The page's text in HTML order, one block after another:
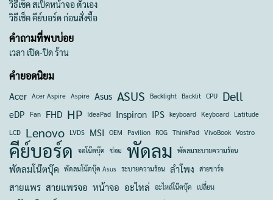
วิธีเช็ค สเป็คหน้าจอ ตัวเอง
วิธีเช็ค คีย์บอร์ด ก่อนสั่งซื้อ
คำถามที่พบบ่อย
เวลา เปิด-ปิด ร้าน
คำยอดนิยม
Acer Acer Aspire Aspire Asus ASUS Backlight Backlit CPU Dell
eDP Fan FHD HP IdeaPad Inspiron IPS keyboard Keyboard Latitude
LCD Lenovo LVDS MSI OEM Pavilion ROG ThinkPad VivoBook Vostro
คีย์บอร์ด จอโน๊ตบุ๊ค ซ่อม พัดลม พัดลมระบายความร้อน
พัดลมโน๊ตบุ๊ค พัดลมโน๊ตบุ๊ค Asus ระบายความร้อน ลำโพง สายชาร์จ
สายแพร สายแพรจอ หน้าจอ อะไหล่ อะไหล่โน๊ตบุ๊ค เปลี่ยน